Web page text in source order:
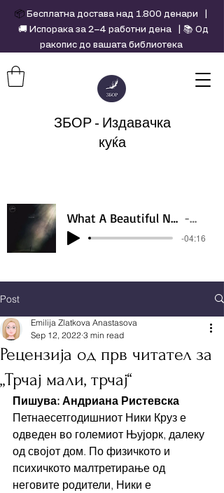
ЗБОР - Издавачка
куќа
What A Beautiful Name - Hillsong - Violin cover by Daniel Jang Artist
-04:16
📦 Бесплатна достава над 1.800 денари |
🚚 Испорака за 2–4 работни дена | 📚 Од
ракопис до вашата библиотека
Post
Рецензија од прв читател за
„Трчај мали, трчај“
Emilija Zlatkova Anastasova
Sep 12, 2022 3 min read
Пишува: Андриана Ристевска
Петнаесетгодишниот Ники Круз е
одведен во големиот Њујорк, далеку
од својот дом. По физичкото и
психичкото малтретирање од
неговите родители, Ники е